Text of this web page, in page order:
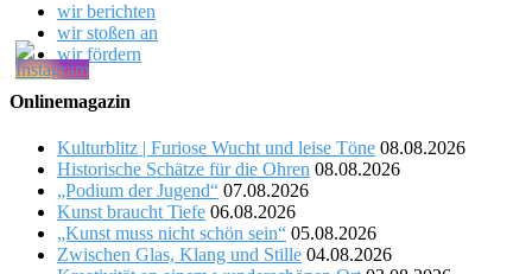
wir berichten
wir stoßen an
wir fördern
Onlinemagazin
Kulturblitz | Furiose Wucht und leise Töne 08.08.2026
Historische Schätze für die Ohren 08.08.2026
„Podium der Jugend“ 07.08.2026
Kunst braucht Tiefe 06.08.2026
„Kunst muss nicht schön sein“ 05.08.2026
Zwischen Glas, Klang und Stille 04.08.2026